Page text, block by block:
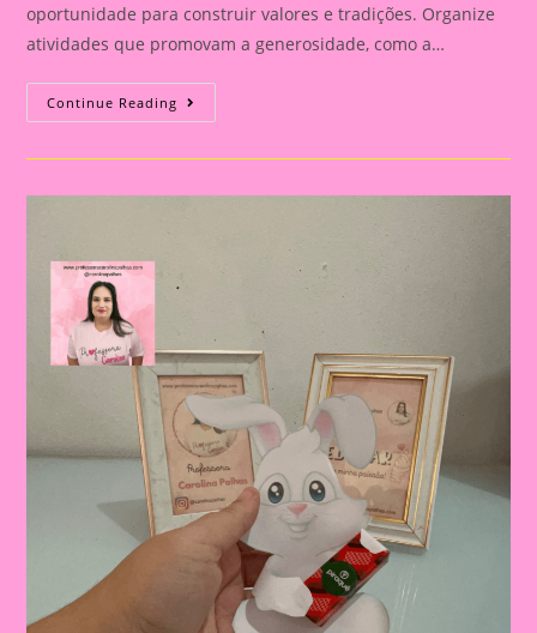
oportunidade para construir valores e tradições. Organize
atividades que promovam a generosidade, como a…
Continue Reading Lembrancinha
De
|Páscoa
Educação
Tradições